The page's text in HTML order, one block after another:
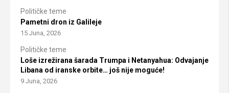
Političke teme
Pametni dron iz Galileje
15 Juna, 2026
Političke teme
Loše izrežirana šarada Trumpa i Netanyahua: Odvajanje
Libana od iranske orbite… još nije moguće!
9 Juna, 2026